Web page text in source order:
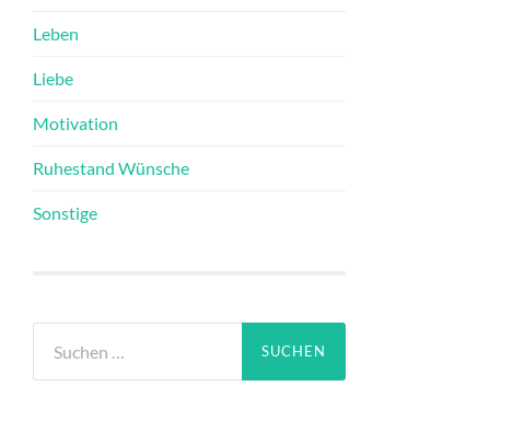
Leben
Liebe
Motivation
Ruhestand Wünsche
Sonstige
nach: